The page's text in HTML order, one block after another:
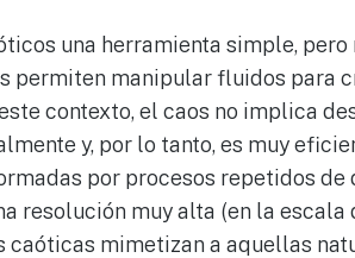
una herramienta simple, pero
permiten manipular fluidos para
contexto, el caos no implica
y, por lo tanto, es muy
por procesos repetidos de
resolución muy alta (en la escala
mimetizan a aquellas